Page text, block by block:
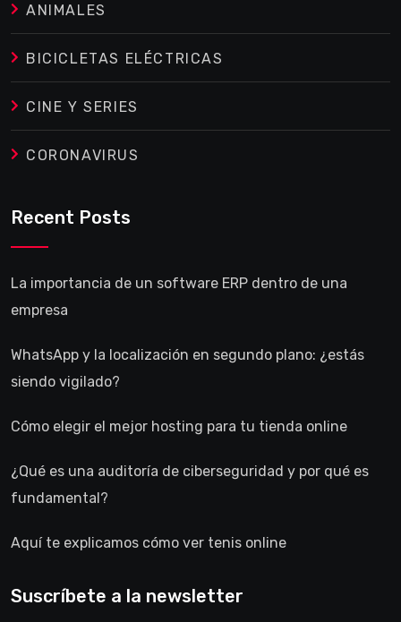
ANIMALES
BICICLETAS ELÉCTRICAS
CINE Y SERIES
CORONAVIRUS
Recent Posts
La importancia de un software ERP dentro de una
empresa
WhatsApp y la localización en segundo plano: ¿estás
siendo vigilado?
Cómo elegir el mejor hosting para tu tienda online
¿Qué es una auditoría de ciberseguridad y por qué es
fundamental?
Aquí te explicamos cómo ver tenis online
Suscríbete a la newsletter